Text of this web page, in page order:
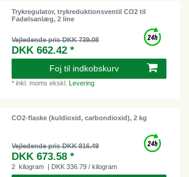
Trykregulator, trykreduktionsventil CO2 til
Fadølsanlæg, 2 line
Vejledende pris DKK 739.08
DKK 662.42 *
Foj til indkobskurv
*inkl. moms ekskl.Levering
CO2-flaske (kuldioxid, carbondioxid), 2 kg
Vejledende pris DKK 816.49
DKK 673.58 *
2 kilogram | DKK 336.79 / kilogram